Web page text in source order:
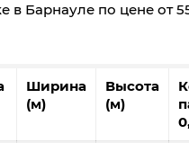
в Барнауле по цене от
Ширина
(м)
Высота
(м)